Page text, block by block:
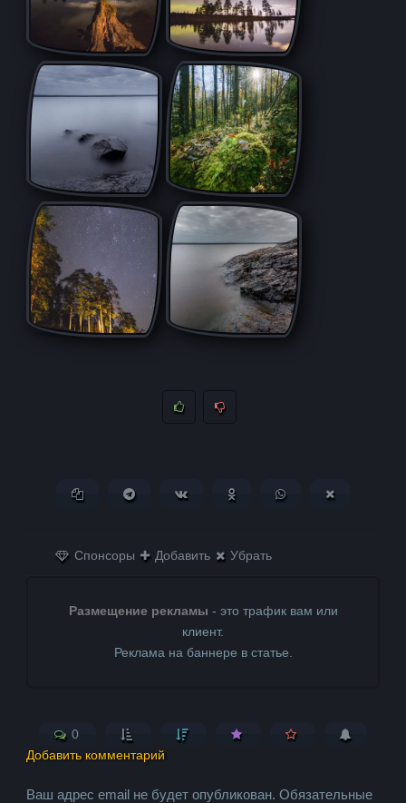
Копировать ссылкуПоделиться в Telegram
Поделиться ВКонтактеПоделиться в
Поделиться в
Спонсоры Добавить Убрать
Размещение рекламы - это трафик вам или
клиент.
Реклама на баннере в статье.
0
Добавить комментарий
Ваш адрес email не будет опубликован. Обязательные